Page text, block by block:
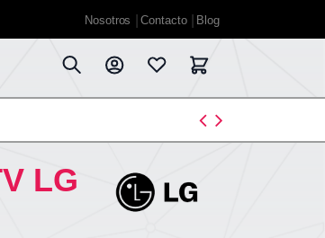
vacaciones de verano planificadas
Nosotros Contacto Blog
LG